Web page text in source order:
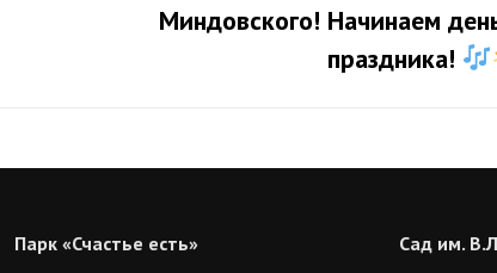
СледующаяМиндовского! Начинаем
праздника!
Парк «Счастье есть» Сад им.